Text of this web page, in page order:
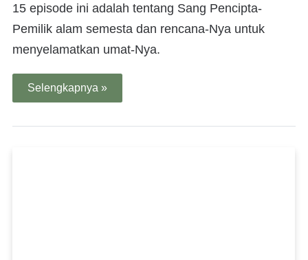
15 episode ini adalah tentang Sang Pencipta-
Pemilik alam semesta dan rencana-Nya untuk
menyelamatkan umat-Nya.
Selengkapnya »